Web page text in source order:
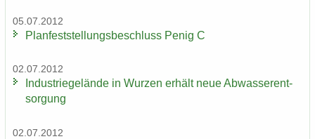
05.07.2012
Plan­fest­stel­lungs­be­schluss Penig C
02.07.2012
In­dus­trie­ge­län­de in Wur­zen er­hält neue Ab­was­ser­ent­
sor­gung
02.07.2012